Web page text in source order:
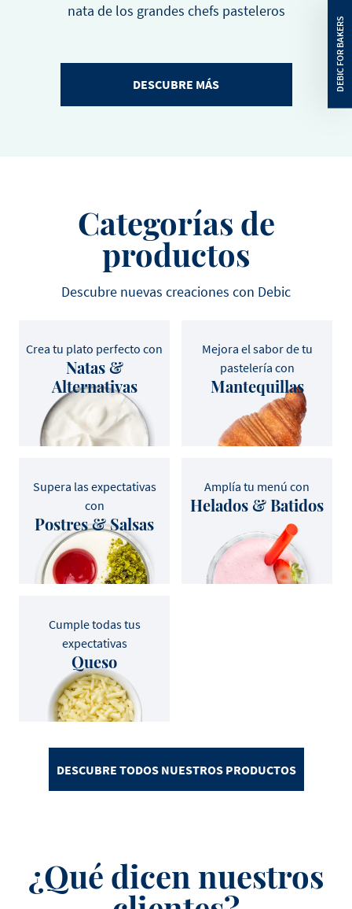
nata de los grandes chefs pasteleros
DESCUBRE MÁS
Categorías de
productos
Descubre nuevas creaciones con Debic
Crea tu plato perfecto con
Natas &
Alternativas
Mejora el sabor de tu
pastelería con
Mantequillas
Supera las expectativas
con
Postres & Salsas
Amplía tu menú con
Helados & Batidos
Cumple todas tus
expectativas
Queso
DESCUBRE TODOS NUESTROS PRODUCTOS
¿Qué dicen nuestros